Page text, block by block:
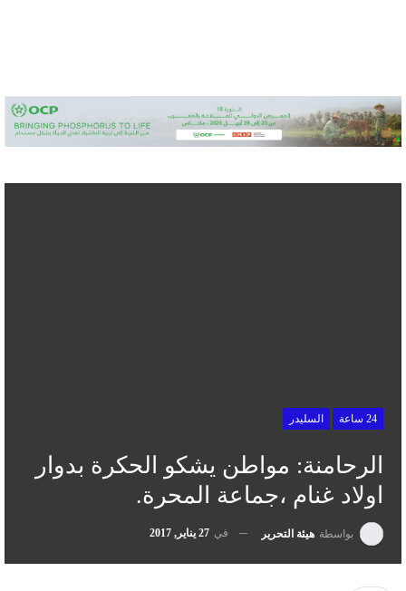
24 ساعة السليدر
الرحامنة: مواطن يشكو الحكرة بدوار
اولاد غنام ،جماعة المحرة.
بواسطة هيئة التحرير في 27 يناير, 2017